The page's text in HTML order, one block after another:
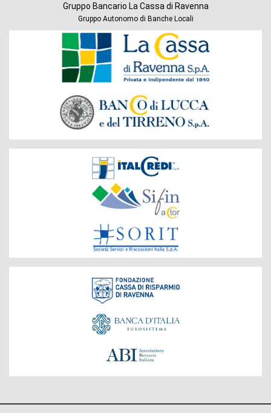
Gruppo Bancario La Cassa di Ravenna
Gruppo Autonomo di Banche Locali
Banche
Gruppo
Fondazione